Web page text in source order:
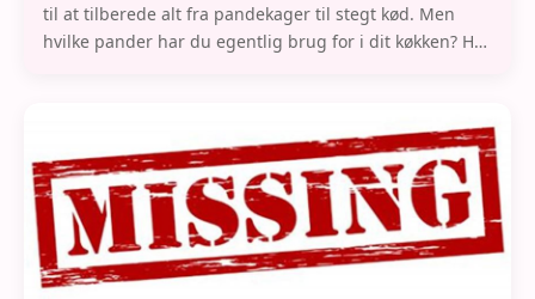
til at tilberede alt fra pandekager til stegt kød. Men
hvilke pander har du egentlig brug for i dit køkken? Her